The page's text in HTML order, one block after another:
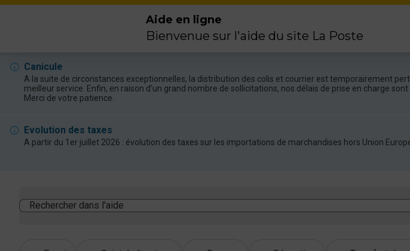
Aide en ligne
Bienvenue sur l'aide du site La Poste
Canicule
A la suite de circonstances exceptionnelles, la distribution des colis et courrier est temporairement
meilleur service. Enfin, en raison d’un grand nombre de sollicitations, nos délais de prise en charge
Merci de votre patience.
Evolution des taxes
A partir du 1er juillet 2026 : évolution des taxes sur les importations de marchandises hors Union
Rechercher dans l’aide